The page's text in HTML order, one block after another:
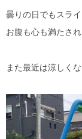
曇りの日でもスラ
お腹も心も満たさ
また最近は涼しく